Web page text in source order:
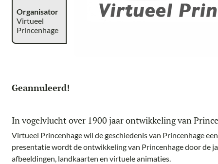
Organisator
Virtueel
Princenhage
Geannuleerd!
In vogelvlucht over 1900 jaar ontwikkeling van
Virtueel Princenhage wil de geschiedenis van Princenhage
presentatie wordt de ontwikkeling van Princenhage door de
afbeeldingen, landkaarten en virtuele animaties.